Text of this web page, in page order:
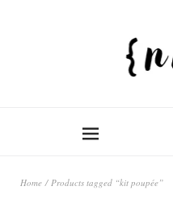
Home / Products tagged “kit poupée”